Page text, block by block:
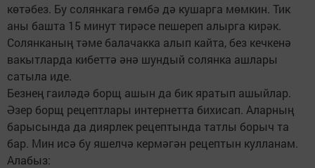
көтәбез. Бу солянкага гөмбә дә кушарга мөмкин. Тик
аны башта 15 минут тирәсе пешереп алырга кирәк.
Солянканың тәме балачакка алып кайта, без кечкенә
вакытларда кибеттә әнә шундый солянка ашлары
сатыла иде.
Безнең гаиләдә борщ ашын да бик яратып ашыйлар.
Әзер борщ рецептлары интернетта бихисап. Аларның
барысында да диярлек рецептында татлы борыч та
бар. Мин исә бу яшелчә кермәгән рецептын кулланам.
Алабыз: